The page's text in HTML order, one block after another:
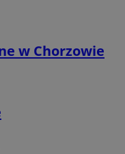
w Chorzowie